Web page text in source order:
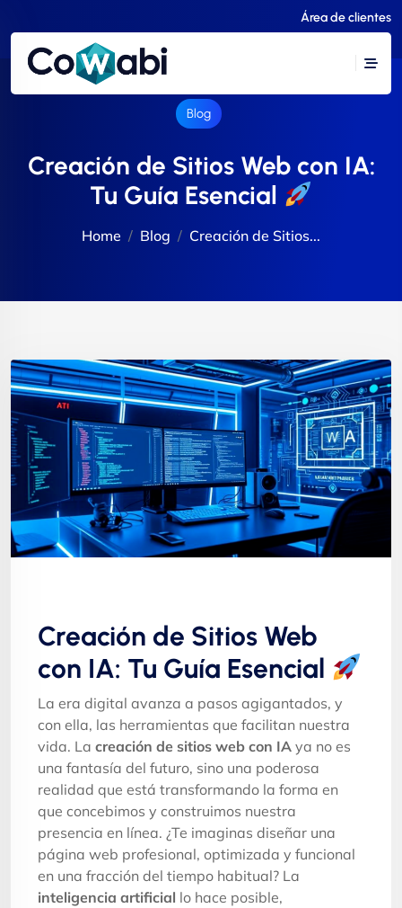
Área de clientes
Blog
Creación de Sitios Web con IA:
Tu Guía Esencial
Home Blog Creación de Sitios...
Creación de Sitios Web
con IA: Tu Guía Esencial
La era digital avanza a pasos agigantados, y
con ella, las herramientas que facilitan nuestra
vida. La creación de sitios web con IA ya no es
una fantasía del futuro, sino una poderosa
realidad que está transformando la forma en
que concebimos y construimos nuestra
presencia en línea. ¿Te imaginas diseñar una
página web profesional, optimizada y funcional
en una fracción del tiempo habitual? La
inteligencia artificial lo hace posible,